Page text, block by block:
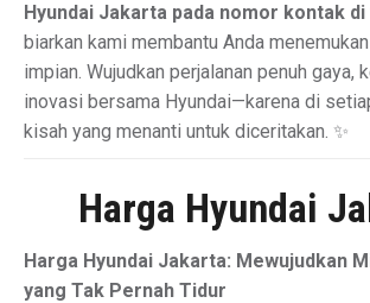
Hyundai Jakarta pada nomor kontak
biarkan kami membantu Anda
impian. Wujudkan perjalanan penuh gaya,
inovasi bersama Hyundai—karena di
kisah yang menanti untuk diceritakan. ✨
Harga Hyundai
Harga Hyundai Jakarta: Mewujudkan
yang Tak Pernah Tidur